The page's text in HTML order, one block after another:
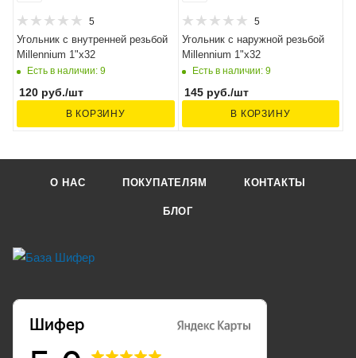
5
Угольник с внутренней резьбой
Millennium 1"x32
Есть в наличии: 9
120 руб./шт
В КОРЗИНУ
5
Угольник с наружной резьбой
Millennium 1"x32
Есть в наличии: 9
145руб./шт
В КОРЗИНУ
О НАС ПОКУПАТЕЛЯМ КОНТАКТЫ
БЛОГ